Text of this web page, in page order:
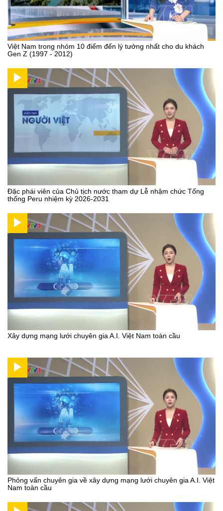
Việt Nam trong nhóm 10 điểm đến lý tưởng nhất cho du khách
Gen Z (1997 - 2012)
Đặc phái viên của Chủ tịch nước tham dự Lễ nhậm chức Tổng
thống Peru nhiệm kỳ 2026-2031
Xây dựng mạng lưới chuyên gia A.I. Việt Nam toàn cầu
Phỏng vấn chuyên gia về xây dựng mạng lưới chuyên gia A.I. Việt
Nam toàn cầu